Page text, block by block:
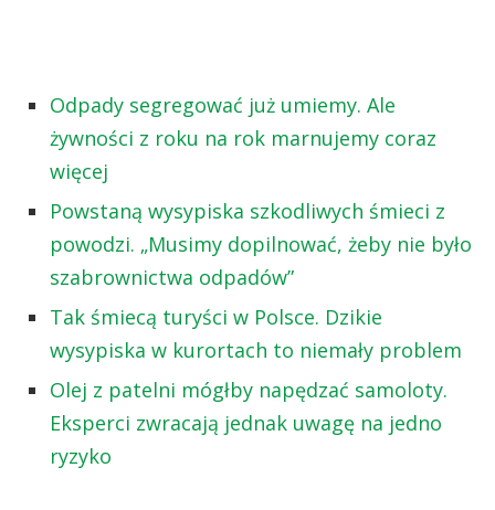
Odpady segregować już umiemy. Ale
żywności z roku na rok marnujemy coraz
więcej
Powstaną wysypiska szkodliwych śmieci z
powodzi. „Musimy dopilnować, żeby nie było
szabrownictwa odpadów”
Tak śmiecą turyści w Polsce. Dzikie
wysypiska w kurortach to niemały problem
Olej z patelni mógłby napędzać samoloty.
Eksperci zwracają jednak uwagę na jedno
ryzyko